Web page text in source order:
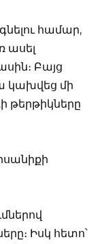
համար,
ասել
Բայց
կախվեց մի
թերթիկները
Իսկ հետո՝